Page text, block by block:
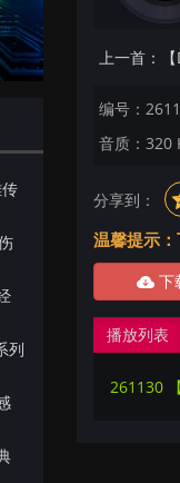
列
编号：
音质：320
分享到：
温馨提示
下
播放列表
261130